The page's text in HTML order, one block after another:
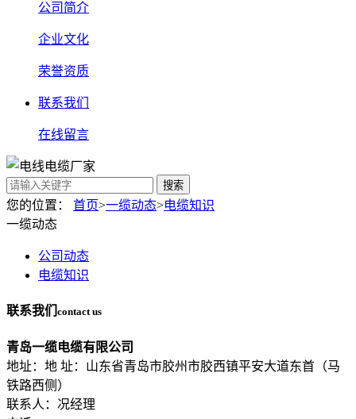
公司简介
企业文化
荣誉资质
联系我们
在线留言
搜索
您的位置： 首页>一缆动态>电缆知识
一缆动态
公司动态
电缆知识
联系我们 contact us
青岛一缆电缆有限公司
地址：地 址：山东省青岛市胶州市胶西镇平安大道东首（马
铁路西侧）
联系人：况经理